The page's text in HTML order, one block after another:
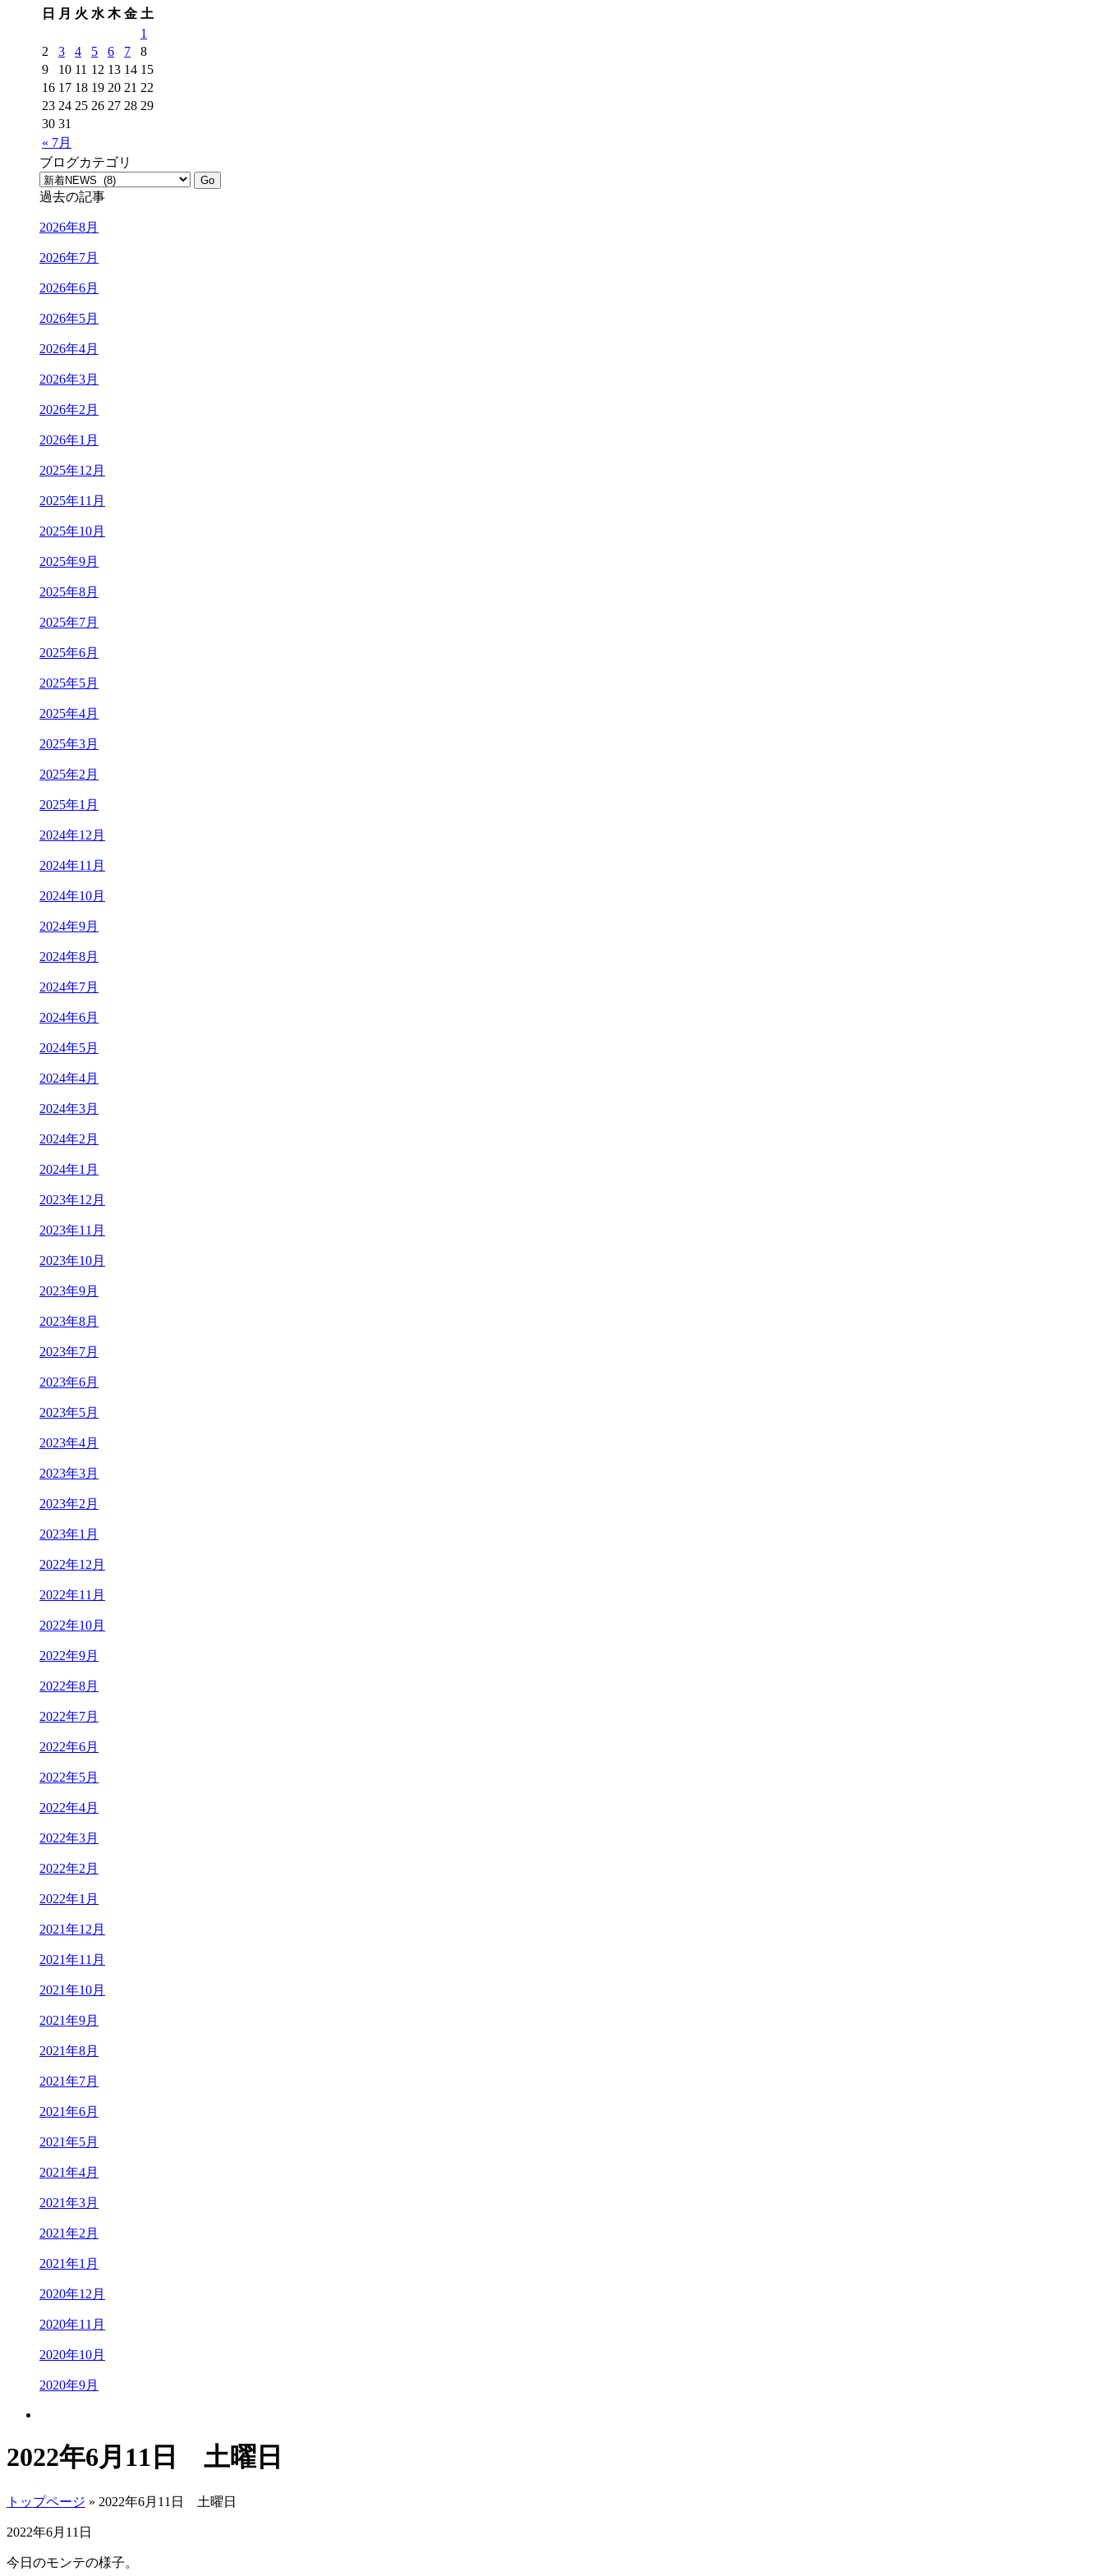
日
月 火 水 木 金 土
« 7月
1
2
3 4 5 6 7
8
9
10 11 12 13 14 15
16 17 18 19 20 21 22
23 24 25 26 27 28 29
30 31
ブログカテゴリ
過去の記事
2026年8月
2026年7月
2026年6月
2026年5月
2026年4月
2026年3月
2026年2月
2026年1月
2025年12月
2025年11月
2025年10月
2025年9月
2025年8月
2025年7月
2025年6月
2025年5月
2025年4月
2025年3月
2025年2月
2025年1月
2024年12月
2024年11月
2024年10月
2024年9月
2024年8月
2024年7月
2024年6月
2024年5月
2024年4月
2024年3月
2024年2月
2024年1月
2023年12月
2023年11月
2023年10月
2023年9月
2023年8月
2023年7月
2023年6月
2023年5月
2023年4月
2023年3月
2023年2月
2023年1月
2022年12月
2022年11月
2022年10月
2022年9月
2022年8月
2022年7月
2022年6月
2022年5月
2022年4月
2022年3月
2022年2月
2022年1月
2021年12月
2021年11月
2021年10月
2021年9月
2021年8月
2021年7月
2021年6月
2021年5月
2021年4月
2021年3月
2021年2月
2021年1月
2020年12月
2020年11月
2020年10月
2020年9月
2022年6月11日 土曜日
トップページ » 2022年6月11日 土曜日
2022年6月11日
今日のモンテの様子。